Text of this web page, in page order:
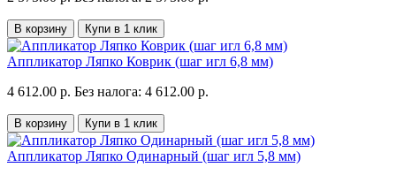
В корзину Купи в 1 клик
Аппликатор Ляпко Коврик (шаг игл 6,8 мм)
4 612.00 р. Без налога: 4 612.00 р.
В корзину Купи в 1 клик
Аппликатор Ляпко Одинарный (шаг игл 5,8 мм)